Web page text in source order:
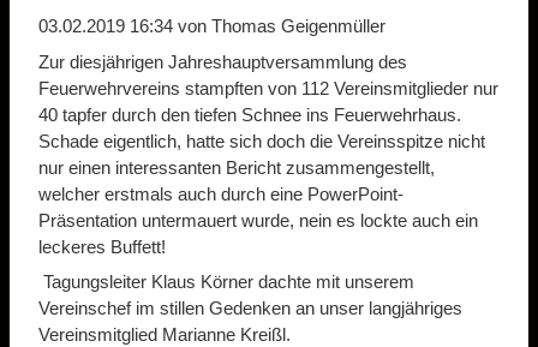
03.02.2019 16:34 von Thomas Geigenmüller
Zur diesjährigen Jahreshauptversammlung des
Feuerwehrvereins stampften von 112 Vereinsmitglieder nur
40 tapfer durch den tiefen Schnee ins Feuerwehrhaus.
Schade eigentlich, hatte sich doch die Vereinsspitze nicht
nur einen interessanten Bericht zusammengestellt,
welcher erstmals auch durch eine PowerPoint-
Präsentation untermauert wurde, nein es lockte auch ein
leckeres Buffett!
Tagungsleiter Klaus Körner dachte mit unserem
Vereinschef im stillen Gedenken an unser langjähriges
Vereinsmitglied Marianne Kreißl.